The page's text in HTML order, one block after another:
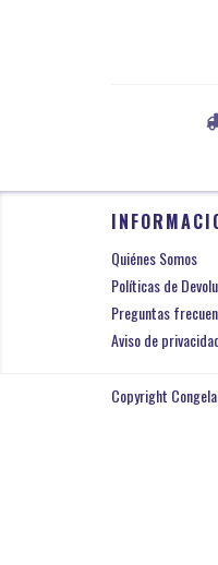
Quiénes Somos
Políticas de
Preguntas
Aviso de
Copyright